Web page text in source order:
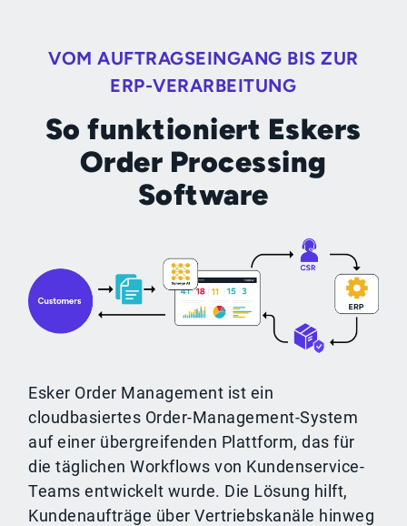
VOM AUFTRAGSEINGANG BIS ZUR
ERP-VERARBEITUNG
So funktioniert Eskers
Order Processing
Software
Esker Order Management ist ein
cloudbasiertes Order-Management-System
auf einer übergreifenden Plattform, das für
die täglichen Workflows von Kundenservice-
Teams entwickelt wurde. Die Lösung hilft,
Kundenaufträge über Vertriebskanäle hinweg